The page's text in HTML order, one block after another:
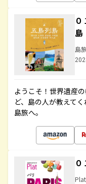
島旅
ようこそ！世界遺産
ど、島の人が教えて
島旅へ。
Plat